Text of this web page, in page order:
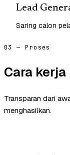
Lead
Saring calon
03 — Proses
Cara
Transparan dari
menghasilkan.